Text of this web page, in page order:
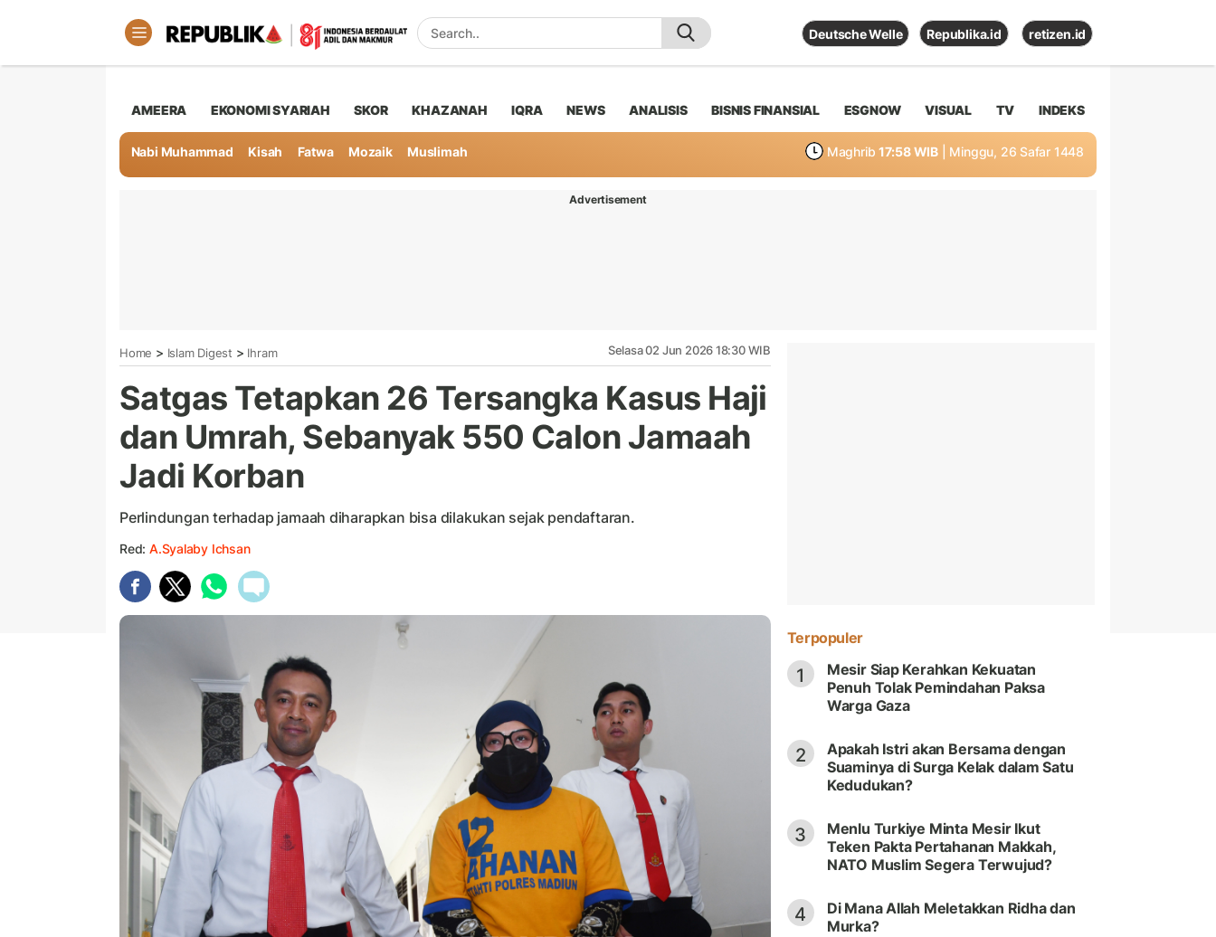
Deutsche Welle Republika.id retizen.id
AMEERA EKONOMI SYARIAH SKOR KHAZANAH IQRA NEWS ANALISIS BISNIS FINANSIAL ESGNOW VISUAL TV INDEKS
Nabi Muhammad Kisah Fatwa Mozaik Muslimah Maghrib 17:58 WIB | Minggu, 26 Safar 1448
Advertisement
Home > Islam Digest > Ihram Selasa 02 Jun 2026 18:30 WIB
Satgas Tetapkan 26 Tersangka Kasus Haji
dan Umrah, Sebanyak 550 Calon Jamaah
Jadi Korban
Perlindungan terhadap jamaah diharapkan bisa dilakukan sejak pendaftaran.
Red: A.Syalaby Ichsan
Terpopuler
1
Mesir Siap Kerahkan Kekuatan
Penuh Tolak Pemindahan Paksa
Warga Gaza
2
Apakah Istri akan Bersama dengan
Suaminya di Surga Kelak dalam Satu
Kedudukan?
3
Menlu Turkiye Minta Mesir Ikut
Teken Pakta Pertahanan Makkah,
NATO Muslim Segera Terwujud?
4
Di Mana Allah Meletakkan Ridha dan
Murka?